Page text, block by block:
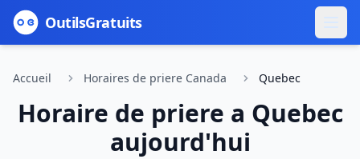
OutilsGratuits
Accueil Horaires de priere Canada Quebec
Horaire de priere a Quebec
aujourd'hui